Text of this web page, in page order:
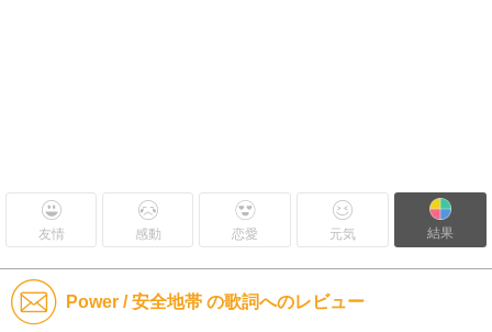
友情 感動 恋愛 元気 結果
Power / 安全地帯 の歌詞へのレビュー